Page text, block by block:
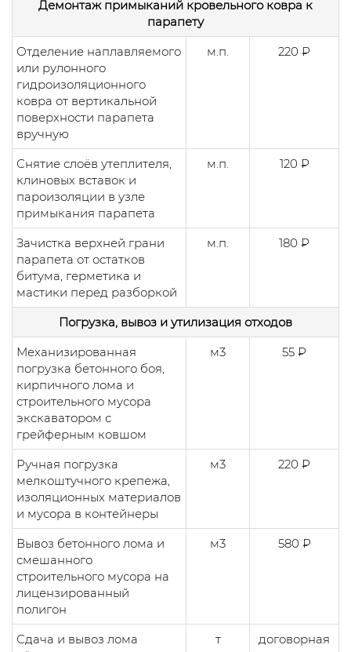
Демонтаж примыканий кровельного ковра к
парапету
Отделение наплавляемого
или рулонного
гидроизоляционного
ковра от вертикальной
поверхности парапета
вручную
м.п. 220 ₽
Снятие слоёв утеплителя,
клиновых вставок и
пароизоляции в узле
примыкания парапета
м.п. 120 ₽
Зачистка верхней грани
парапета от остатков
битума, герметика и
мастики перед разборкой
м.п. 180 ₽
Погрузка, вывоз и утилизация отходов
Механизированная
погрузка бетонного боя,
кирпичного лома и
строительного мусора
экскаватором с
грейферным ковшом
м3 55 ₽
Ручная погрузка
мелкоштучного крепежа,
изоляционных материалов
и мусора в контейнеры
м3 220 ₽
Вывоз бетонного лома и
смешанного
строительного мусора на
лицензированный
полигон
м3 580 ₽
Сдача и вывоз лома
т договорная